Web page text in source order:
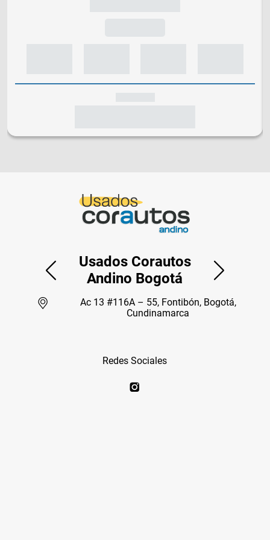
Usados Corautos
Andino Bogotá
Ac 13 #116A – 55, Fontibón, Bogotá,
Cundinamarca
Redes Sociales